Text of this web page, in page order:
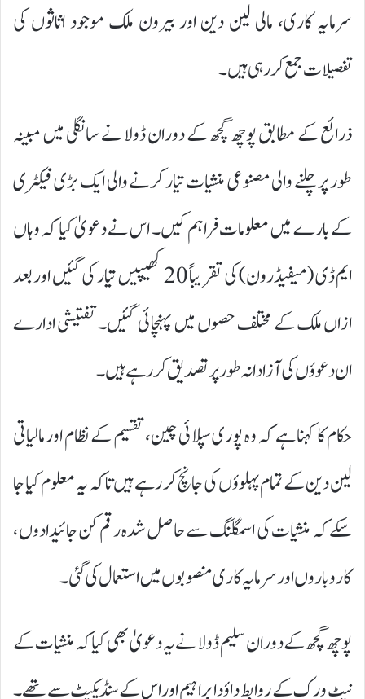
سرمایہ کاری، مالی لین دین اور بیرون ملک موجود اثاثوں کی
تفصیلات جمع کر رہی ہیں۔
ذرائع کے مطابق پوچھ گچھ کے دوران ڈولا نے سانگلی میں مبینہ
طور پر چلنے والی مصنوعی منشیات تیار کرنے والی ایک بڑی فیکٹری
کے بارے میں معلومات فراہم کیں۔ اس نے دعویٰ کیا کہ وہاں
ایم ڈی (میفیڈرون) کی تقریباً 20 کھیپیں تیار کی گئیں اور بعد
ازاں ملک کے مختلف حصوں میں پہنچائی گئیں۔ تفتیشی ادارے
ان دعوؤں کی آزادانہ طور پر تصدیق کر رہے ہیں۔
حکام کا کہنا ہے کہ وہ پوری سپلائی چین، تقسیم کے نظام اور مالیاتی
لین دین کے تمام پہلوؤں کی جانچ کر رہے ہیں تاکہ یہ معلوم کیا جا
سکے کہ منشیات کی اسمگلنگ سے حاصل شدہ رقم کن جائیدادوں،
کاروباروں اور سرمایہ کاری منصوبوں میں استعمال کی گئی۔
پوچھ گچھ کے دوران سلیم ڈولا نے یہ دعویٰ بھی کیا کہ منشیات کے
نیٹ ورک کے روابط داؤد ابراہیم اور اس کے سنڈیکیٹ سے تھے۔